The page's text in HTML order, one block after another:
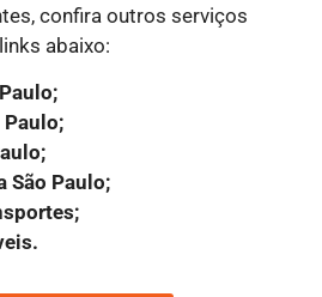
confira outros serviços
abaixo:
Paulo;
São Paulo;